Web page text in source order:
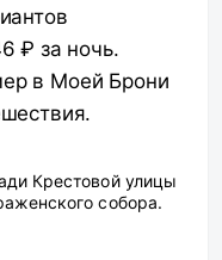
₽ за ночь.
в Моей Брони
Крестовой улицы
собора.